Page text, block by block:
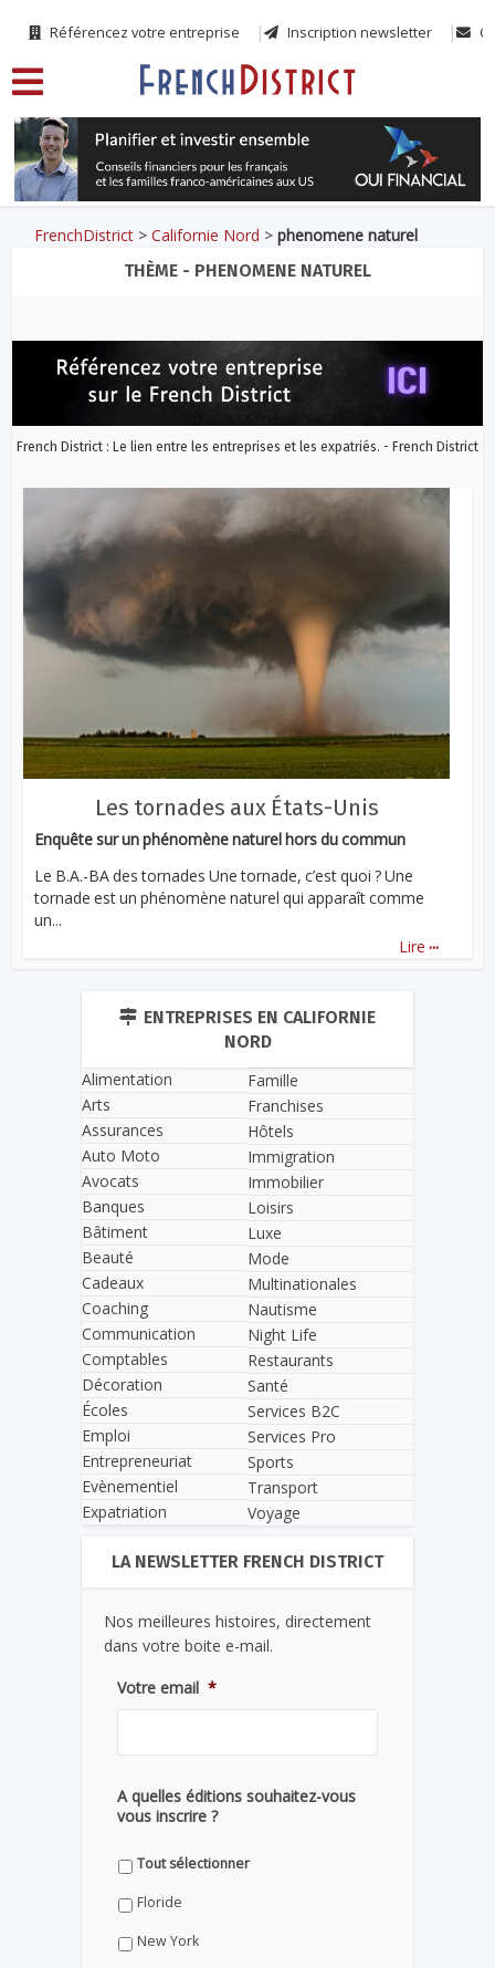
Référencez votre entreprise Inscription newsletter
FrenchDistrict >Californie Nord >phenomene naturel
THÈME - PHENOMENE NATUREL
French District : Le lien entre les entreprises et les expatriés. - French District
Les tornades aux États-Unis
Enquête sur un phénomène naturel hors du commun
Le B.A.-BA des tornades Une tornade, c’est quoi ? Une
tornade est un phénomène naturel qui apparaît comme
un...
Lire ...
ENTREPRISES EN CALIFORNIE
NORD
Alimentation
Arts
Assurances
Auto Moto
Avocats
Banques
Bâtiment
Beauté
Cadeaux
Coaching
Communication
Comptables
Décoration
Écoles
Emploi
Entrepreneuriat
Evènementiel
Expatriation
Famille
Franchises
Hôtels
Immigration
Immobilier
Loisirs
Luxe
Mode
Multinationales
Nautisme
Night Life
Restaurants
Santé
Services B2C
Services Pro
Sports
Transport
Voyage
LA NEWSLETTER FRENCH DISTRICT
Nos meilleures histoires, directement
dans votre boite e-mail.
Votre email *
A quelles éditions souhaitez-vous
vous inscrire ?
Tout sélectionner
Floride
New York